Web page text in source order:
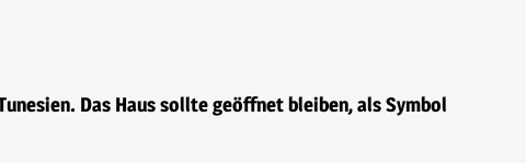
Das Haus sollte geöffnet bleiben, als Symbol